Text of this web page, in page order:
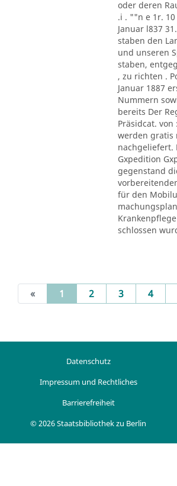
oder deren
.i . ""n e 1r.
Januar l837
staben den
und unseren
staben,
, zu richten .
Januar 1887
Nummern
bereits Der
Präsidcat. von
werden gratis
nachgeliefert.
Gxpedition
gegenstand
für den
schlossen
« 1 (current)
2 3 4
Datenschutz
Impressum und Rechtliches
Barrierefreiheit
© 2026 Staatsbibliothek zu Berlin